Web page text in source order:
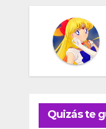
Quizás te